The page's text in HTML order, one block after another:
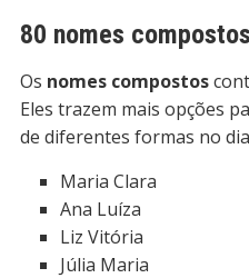
80 nomes
Os nomes compostos
Eles trazem mais opções
de diferentes formas no
Maria Clara
Ana Luíza
Liz Vitória
Júlia Maria